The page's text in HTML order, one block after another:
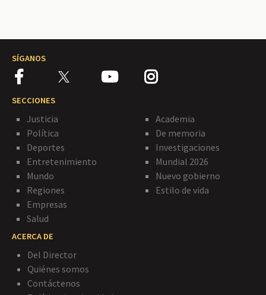
SÍGANOS
SECCIONES
Justicia
Política
Deportes
Entretenimiento
Mundo
Regiones
Empresas
Salud
Academia
De memoria
Investigaciones
Mundial 2026
Nuevo gobierno
Estilo de vida
ACERCA DE
Del Director
Quiénes somos
Contáctenos